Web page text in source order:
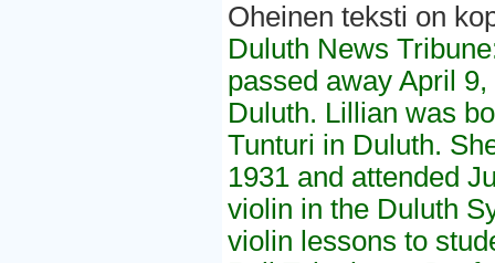
Oheinen teksti on
Duluth News
passed away April
Duluth. Lillian was
Tunturi in Duluth.
1931 and attended
violin in the Duluth
violin lessons to